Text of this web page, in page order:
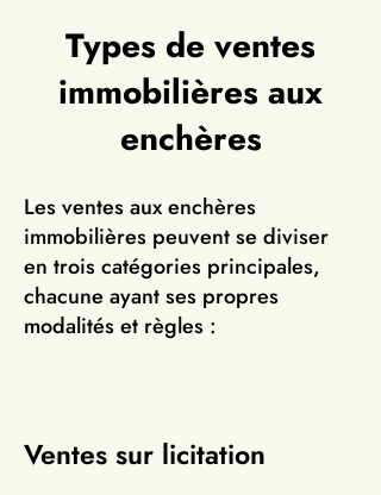
Types de ventes
immobilières aux
enchères
Les ventes aux enchères
immobilières peuvent se diviser
en trois catégories principales,
chacune ayant ses propres
modalités et règles :
Ventes sur licitation